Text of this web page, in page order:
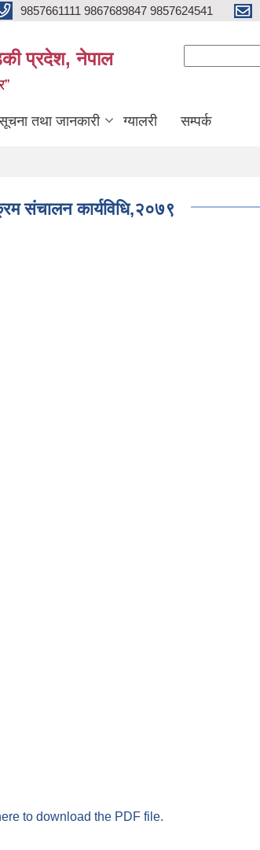
9857661111 9867689847 9857624541
प्रदेश, नेपाल
तथा जानकारी ग्यालरी सम्पर्क
संचालन कार्यविधि,२०७९
to download the PDF file.